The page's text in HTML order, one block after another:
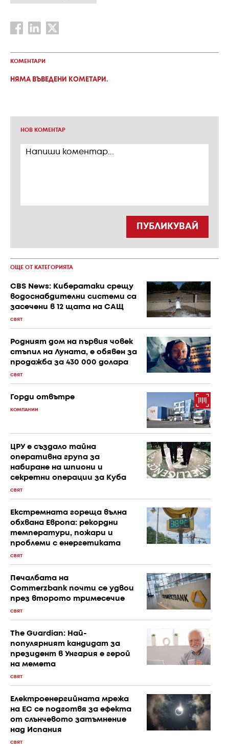
КОМЕНТАРИ
НЯМА ВЪВЕДЕНИ КОМЕТАРИ.
НОВ КОМЕНТАР
ПУБЛИКУВАЙ
ОЩЕ ОТ КАТЕГОРИЯТА
CBS News: Кибератаки срещу
водоснабдителни системи са
засечени в 12 щата на САЩ
СВЯТ
Родният дом на първия човек
стъпил на Луната, е обявен за
продажба за 430 000 долара
СВЯТ
Горди отвътре
КОМПАНИИ
ЦРУ е създало тайна
оперативна група за
набиране на шпиони и
секретни операции за Куба
СВЯТ
Екстремната гореща вълна
обхвана Европа: рекордни
температури, пожари и
проблеми с енергетиката
СВЯТ
Печалбата на
Commerzbank почти се удвои
през второто тримесечие
СВЯТ
The Guardian: Най-
популярният кандидат за
президент в Унгария е герой
на мемета
СВЯТ
Електроенергийната мрежа
на ЕС се подготвя за ефекта
от слънчевото затъмнение
над Испания
СВЯТ